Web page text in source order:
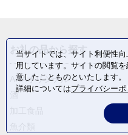
お礼の品から探す
ANAオリジナル
酒
当サイトでは、サイト利便性
用しています。サイトの閲覧
意したことものといたします。
詳細についてはプライバシーポ